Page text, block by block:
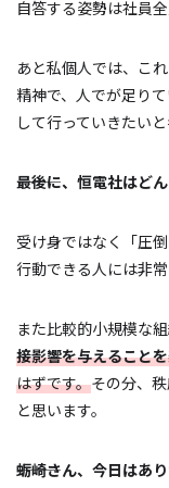
自答する姿勢は社員
あと私個人では、こ
精神で、人でが足り
して行っていきたいと
―――最後に、恒電社は
受け身ではなく「圧
行動できる人には非常
また比較的小規模な組
接影響を与えること
はずです。その分、
と思います。
―――蛎崎さん、今日は